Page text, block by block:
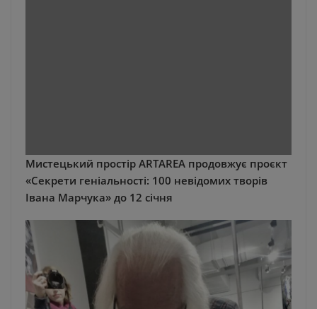
Мистецький простір ARTAREA продовжує проєкт
«Секрети геніальності: 100 невідомих творів
Івана Марчука» до 12 січня